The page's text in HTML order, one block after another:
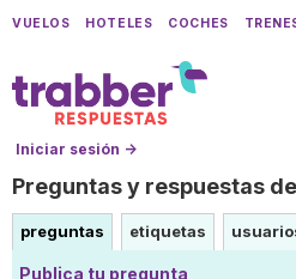
VUELOS HOTELES COCHES
Iniciar sesión →
Preguntas y respuestas
preguntas etiquetas
Publica tu pregunta